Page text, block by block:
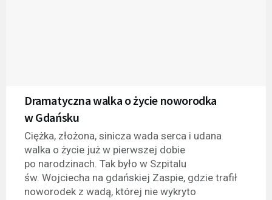
Dramatyczna walka o życie noworodka
w Gdańsku
Ciężka, złożona, sinicza wada serca i udana
walka o życie już w pierwszej dobie
po narodzinach. Tak było w Szpitalu
św. Wojciecha na gdańskiej Zaspie, gdzie trafił
noworodek z wadą, której nie wykryto